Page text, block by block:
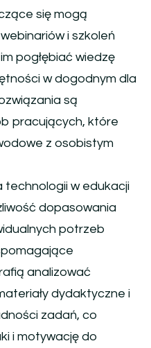
się mogą
i szkoleń
pogłębiać wiedzę
w dogodnym dla
są
pracujących, które
z osobistym
technologii w edukacji
dopasowania
potrzeb
analizować
dydaktyczne i
zadań, co
i motywację do